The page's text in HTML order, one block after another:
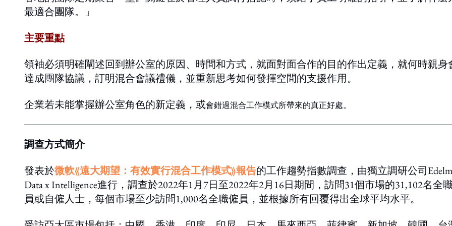
最適合團隊。」
主要重點
領袖必須明確闡述回到辦公室的原因、時間和方式，就面對面合作的目的作出定義，就何時親身
達成團隊協議，訂明混合會議禮儀，並重新思考如何發揮空間的支援作用。
企業若未能掌握辦公室角色的新定義，或會錯過混合工作模式所帶來的真正好處。
調查方式簡介
發表於微軟《遠大期望：有效實行混合工作模式》報告的工作趨勢指數調查，由獨立調研公司
Data x Intelligence進行，調查於2022年1月7日至2022年2月16日期間，訪問31個市場的31,102名全
員或自僱人士，每個市場至少訪問1,000名全職僱員，並根據所有回覆得出全球平均水平。